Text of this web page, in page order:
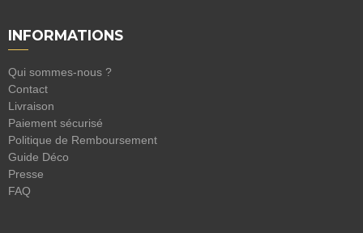
INFORMATIONS
Qui sommes-nous ?
Contact
Livraison
Paiement sécurisé
Politique de Remboursement
Guide Déco
Presse
FAQ